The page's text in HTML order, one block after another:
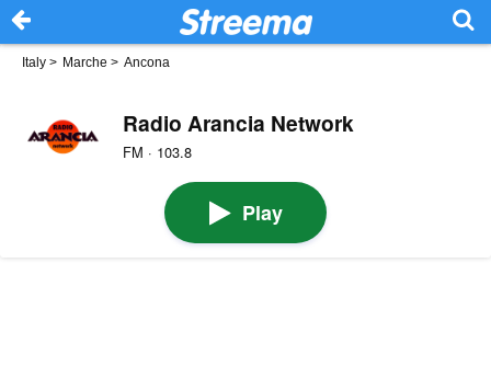
Italy > Marche > Ancona
Radio Arancia Network
FM · 103.8
Play